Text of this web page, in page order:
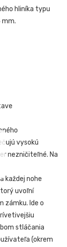
hliníka typu
mm.
vysokú
nezničiteľné. Na
každej nohe
uvoľní
zámku. Ide o
stláčania
(okrem